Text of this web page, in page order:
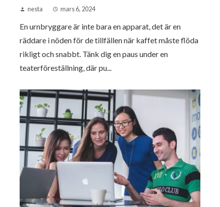
nesta mars 6, 2024
En urnbryggare är inte bara en apparat, det är en
räddare i nöden för de tillfällen när kaffet måste flöda
rikligt och snabbt. Tänk dig en paus under en
teaterföreställning, där pu...